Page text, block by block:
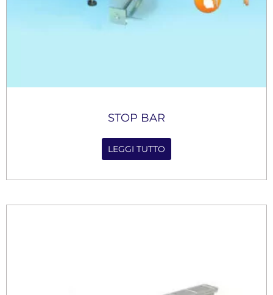
STOP BAR
LEGGI TUTTO